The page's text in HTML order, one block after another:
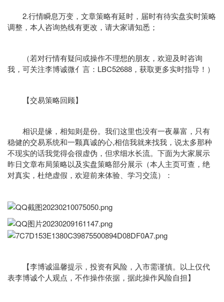
2.行情瞬息万变，文章策略有延时，届时有待实盘实时策略
调整，本人咨询热线有更改，请大家请知悉；
（若对行情有疑问或操作不理想的朋友，欢迎及时咨询
我，可关注李博诚微亻言：LBC52688，获取更多实时指导！）
【交易策略回顾】
相识是缘，相知则是份。我们这里也没有一夜暴富，只有
稳健的交易系统和一颗真诚的心,相信我就来找我，说太多那种
不现实的话我觉得会很虚伪，但求细水长流。下面为大家展示
昨日文章布局策略以及实盘策略部分展示（本人主页可查，绝
对真实，杜绝虚假，欢迎前来体验、学习交流）：
【李博诚温馨提示，投资有风险，入市需谨慎。以上仅代
表李博诚个人观点，不作操作依据，据此操作风险自担】